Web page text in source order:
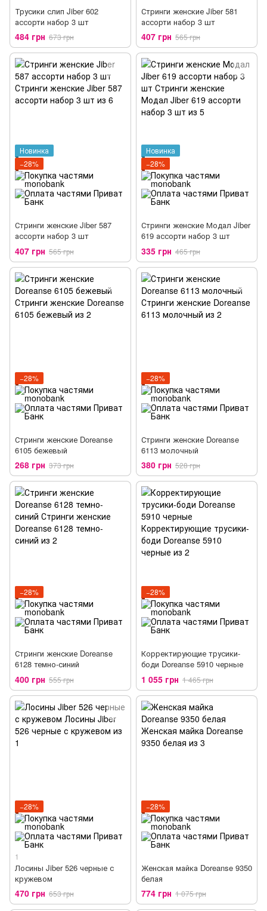
Трусики слип Jiber 602
ассорти набор 3 шт
484 грн 673 грн
Стринги женские Jiber 581
ассорти набор 3 шт
407 грн 565 грн
Новинка
−28%
Стринги женские Jiber 587
ассорти набор 3 шт
407 грн 565 грн
Новинка
−28%
Стринги женские Модал Jiber
619 ассорти набор 3 шт
335 грн 465 грн
−28%
Стринги женские Doreanse
6105 бежевый
268 грн 373 грн
−28%
Стринги женские Doreanse
6113 молочный
380 грн 528 грн
−28%
Стринги женские Doreanse
6128 темно-синий
400 грн 555 грн
−28%
Корректирующие трусики-
боди Doreanse 5910 черные
1 055 грн 1 465 грн
−28%
1
Лосины Jiber 526 черные с
кружевом
470 грн 653 грн
−28%
Женская майка Doreanse 9350
белая
774 грн 1 075 грн